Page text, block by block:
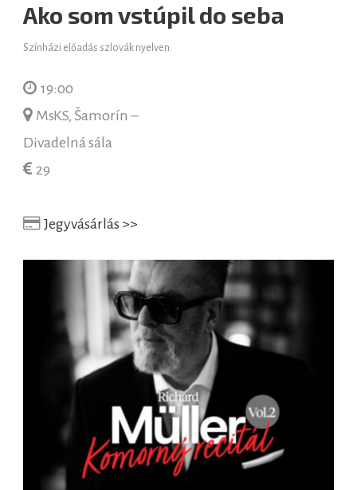
Ako som vstúpil do seba
Színházi előadás szlovák nyelven.
19:00
MsKS, Šamorín –
Divadelná sála
29
Jegyvásárlás >>